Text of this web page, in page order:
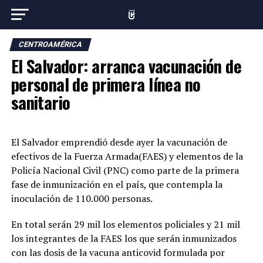
CENTROAMÉRICA
El Salvador: arranca vacunación de
personal de primera línea no
sanitario
El Salvador emprendió desde ayer la vacunación de
efectivos de la Fuerza Armada(FAES) y elementos de la
Policía Nacional Civil (PNC) como parte de la primera
fase de inmunización en el país, que contempla la
inoculación de 110.000 personas.
En total serán 29 mil los elementos policiales y 21 mil
los integrantes de la FAES los que serán inmunizados
con las dosis de la vacuna anticovid formulada por